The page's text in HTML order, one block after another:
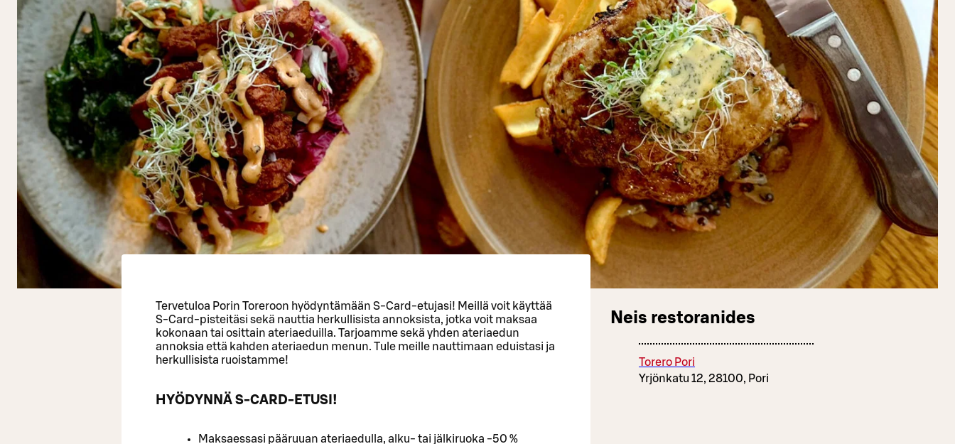
Tervetuloa Porin Toreroon hyödyntämään S-Card-etujasi! Meillä voit käyttää
S-Card-pisteitäsi sekä nauttia herkullisista annoksista, jotka voit maksaa
kokonaan tai osittain ateriaeduilla. Tarjoamme sekä yhden ateriaedun
annoksia että kahden ateriaedun menun. Tule meille nauttimaan eduistasi ja
herkullisista ruoistamme!
HYÖDYNNÄ S-CARD-ETUSI!
Maksaessasi pääruuan ateriaedulla, alku- tai jälkiruoka -50 %
Neis restoranides
Torero Pori
Yrjönkatu 12, 28100, Pori